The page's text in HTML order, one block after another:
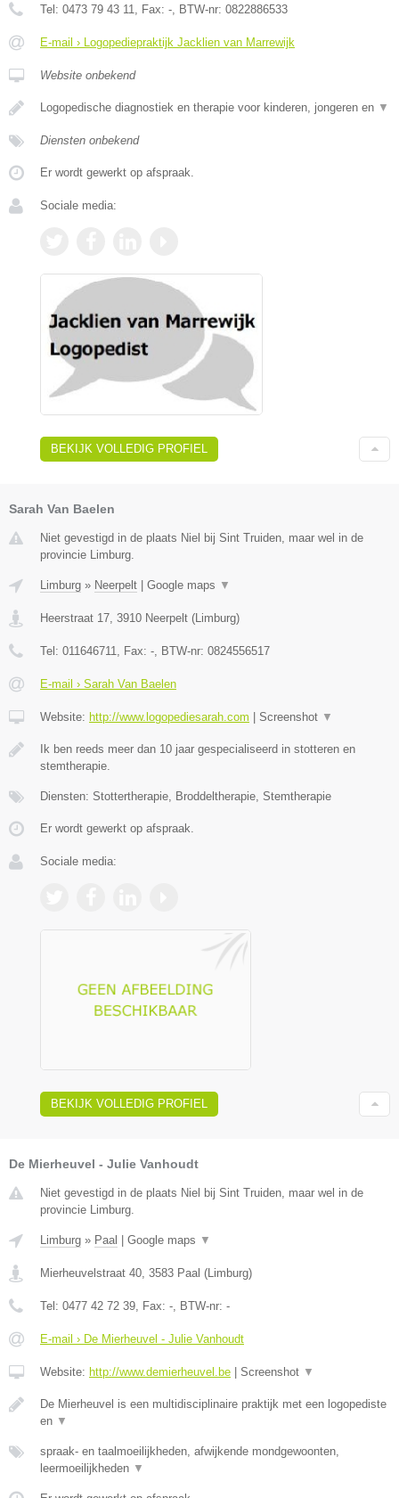
Tel: 0473 79 43 11 , Fax: - , BTW-nr: 0822886533
E-mail › Logopediepraktijk Jacklien van Marrewijk
Website onbekend
Logopedische diagnostiek en therapie voor kinderen, jongeren en ▼
Diensten onbekend
Er wordt gewerkt op afspraak.
Sociale media:
BEKIJK VOLLEDIG PROFIEL
Sarah Van Baelen
Niet gevestigd in de plaats Niel bij Sint Truiden, maar wel in de
provincie Limburg.
Limburg » Neerpelt | Google maps ▼
Heerstraat 17 3910 Neerpelt (Limburg)
Tel: 011646711 , Fax: - , BTW-nr: 0824556517
E-mail › Sarah Van Baelen
Website: http://www.logopediesarah.com | Screenshot ▼
Ik ben reeds meer dan 10 jaar gespecialiseerd in stotteren en
stemtherapie.
Diensten: Stottertherapie, Broddeltherapie, Stemtherapie
Er wordt gewerkt op afspraak.
Sociale media:
BEKIJK VOLLEDIG PROFIEL
De Mierheuvel - Julie Vanhoudt
Niet gevestigd in de plaats Niel bij Sint Truiden, maar wel in de
provincie Limburg.
Limburg » Paal Google maps ▼
Mierheuvelstraat 40, 3583 Paal (Limburg)
Tel: 0477 42 72 39, Fax: -, BTW-nr: -
E-mail › De Mierheuvel - Julie Vanhoudt
Website: http://www.demierheuvel.be Screenshot ▼
De Mierheuvel is een multidisciplinaire praktijk met een logopediste
en ▼
spraak- en taalmoeilijkheden, afwijkende mondgewoonten,
leermoeilijkheden ▼